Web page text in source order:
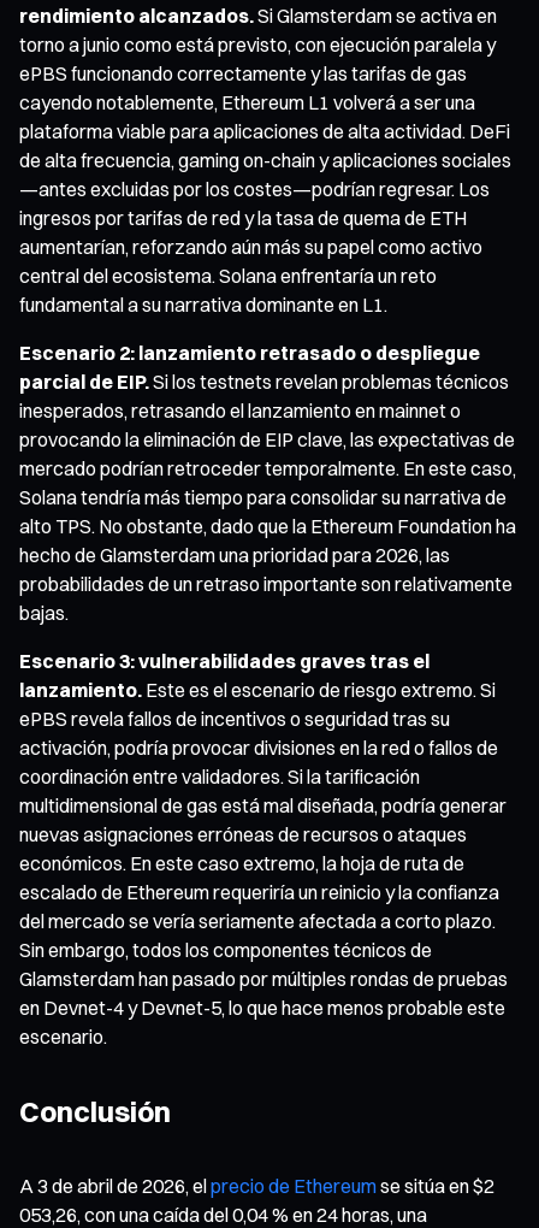
rendimiento alcanzados.Si Glamsterdam se activa en
torno a junio como está previsto, con ejecución paralela y
ePBS funcionando correctamente y las tarifas de gas
cayendo notablemente, Ethereum L1 volverá a ser una
plataforma viable para aplicaciones de alta actividad. DeFi
de alta frecuencia, gaming on-chain y aplicaciones sociales
—antes excluidas por los costes—podrían regresar. Los
ingresos por tarifas de red y la tasa de quema de ETH
aumentarían, reforzando aún más su papel como activo
central del ecosistema. Solana enfrentaría un reto
fundamental a su narrativa dominante en L1.
Escenario 2: lanzamiento retrasado o despliegue
parcial de EIP.Si los testnets revelan problemas técnicos
inesperados, retrasando el lanzamiento en mainnet o
provocando la eliminación de EIP clave, las expectativas de
mercado podrían retroceder temporalmente. En este caso,
Solana tendría más tiempo para consolidar su narrativa de
alto TPS. No obstante, dado que la Ethereum Foundation ha
hecho de Glamsterdam una prioridad para 2026, las
probabilidades de un retraso importante son relativamente
bajas.
Escenario 3: vulnerabilidades graves tras el
lanzamiento. Este es el escenario de riesgo extremo. Si
ePBS revela fallos de incentivos o seguridad tras su
activación, podría provocar divisiones en la red o fallos de
coordinación entre validadores. Si la tarificación
multidimensional de gas está mal diseñada, podría generar
nuevas asignaciones erróneas de recursos o ataques
económicos. En este caso extremo, la hoja de ruta de
escalado de Ethereum requeriría un reinicio y la confianza
del mercado se vería seriamente afectada a corto plazo.
Sin embargo, todos los componentes técnicos de
Glamsterdam han pasado por múltiples rondas de pruebas
en Devnet-4 y Devnet-5, lo que hace menos probable este
escenario.
Conclusión
A 3 de abril de 2026, elprecio de Ethereumse sitúa en $2
053,26, con una caída del 0,04 % en 24 horas, una